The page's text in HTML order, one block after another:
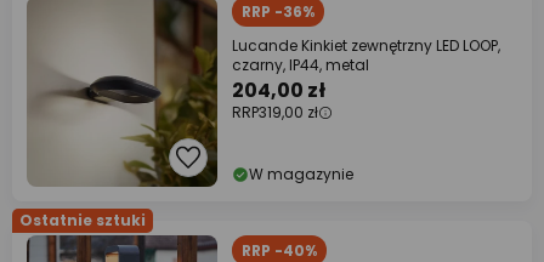
RRP -36%
Lucande Kinkiet zewnętrzny LED LOOP,
czarny, IP44, metal
204,00 zł
RRP319,00 zł
W magazynie
Ostatnie sztuki
RRP -40%